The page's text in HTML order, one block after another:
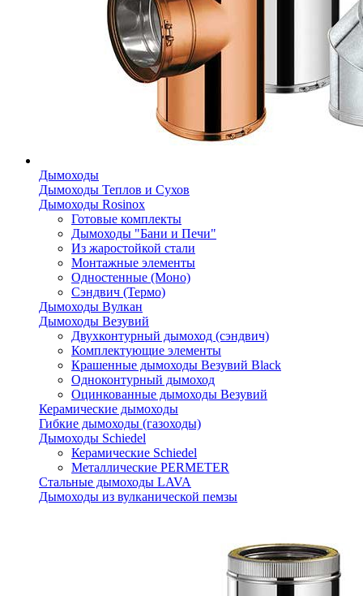
Дымоходы
Дымоходы Теплов и Сухов
Дымоходы Rosinox
Готовые комплекты
Дымоходы "Бани и Печи"
Из жаростойкой стали
Монтажные элементы
Одностенные (Моно)
Сэндвич (Термо)
Дымоходы Вулкан
Дымоходы Везувий
Двухконтурный дымоход (сэндвич)
Комплектующие элементы
Крашенные дымоходы Везувий Black
Одноконтурный дымоход
Оцинкованные дымоходы Везувий
Керамические дымоходы
Гибкие дымоходы (газоходы)
Дымоходы Schiedel
Керамические Schiedel
Металлические PERMETER
Стальные дымоходы LAVA
Дымоходы из вулканической пемзы